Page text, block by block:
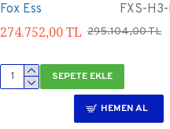
Fox Ess FXS-
274.752,00 TL 295.104,00 TL
SEPETE EKLE
HEMEN AL